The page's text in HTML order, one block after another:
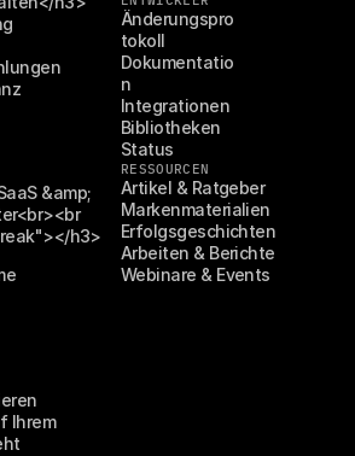
&amp;
h3>
Ihrem
Änderungspro
tokoll
Dokumentatio
n
Integrationen
Bibliotheken
Status
RESSOURCEN
Artikel & Ratgeber
Markenmaterialien
Erfolgsgeschichten
Arbeiten & Berichte
Webinare & Events